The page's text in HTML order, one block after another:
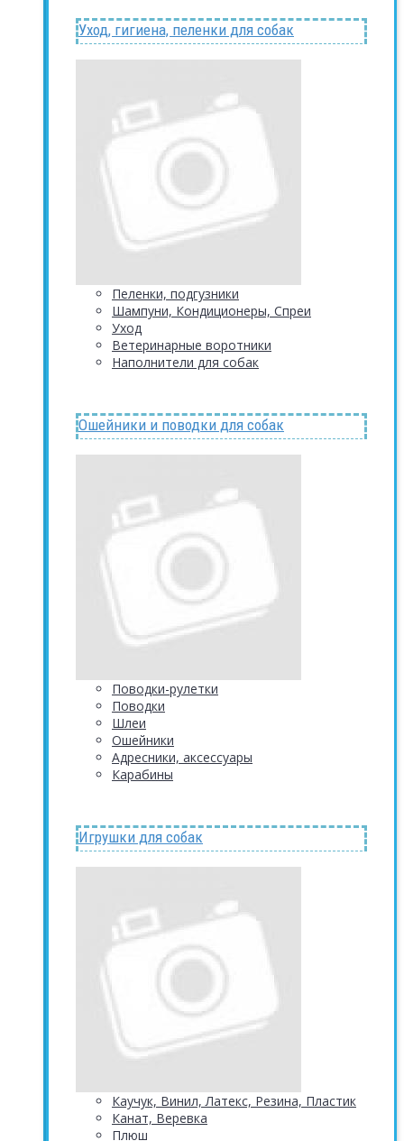
Уход, гигиена, пеленки для собак
Пеленки, подгузники
Шампуни, Кондиционеры, Спреи
Уход
Ветеринарные воротники
Наполнители для собак
Ошейники и поводки для собак
Поводки-рулетки
Поводки
Шлеи
Ошейники
Адресники, аксессуары
Карабины
Игрушки для собак
Каучук, Винил, Латекс, Резина, Пластик
Канат, Веревка
Плюш